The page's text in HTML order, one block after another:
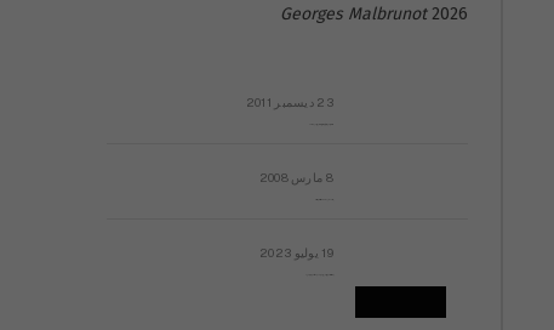
2026
Georges Malbrunot
23 ديسمبر 2011
8 مارس 2008
19 يوليو 2023